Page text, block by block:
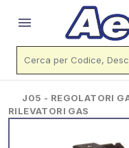
menu
J05 - REGOLATORI
RILEVATORI GAS